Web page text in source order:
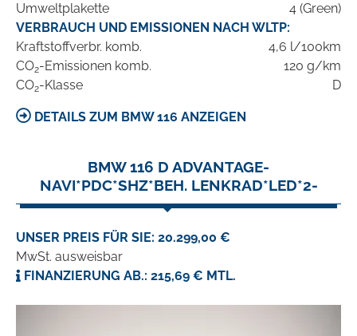
Umweltplakette
4 (Green)
VERBRAUCH UND EMISSIONEN NACH WLTP:
Kraftstoffverbr. komb.
4,6 l/100km
CO2-Emissionen komb.
120 g/km
CO2-Klasse D
DETAILS ZUM BMW 116 ANZEIGEN
BMW 116 D ADVANTAGE-
NAVI*PDC*SHZ*BEH. LENKRAD*LED*2-
UNSER PREIS FÜR SIE: 20.299,00 €
MwSt. ausweisbar
FINANZIERUNG AB.: 215,69 € MTL.